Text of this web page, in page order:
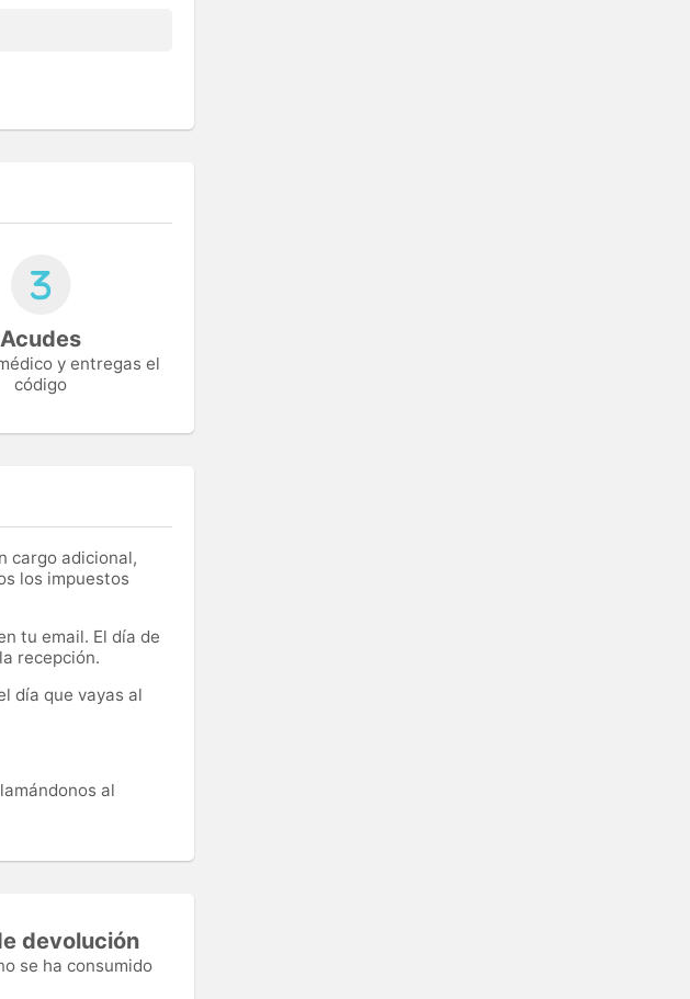
Acudes
y entregas el
código
cargo adicional,
los impuestos
tu email. El día de
recepción.
día que vayas al
al
devolución
se ha consumido